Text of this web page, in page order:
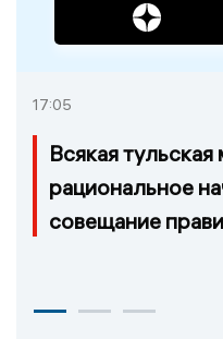
17:05
Всякая
рациональное
совещание